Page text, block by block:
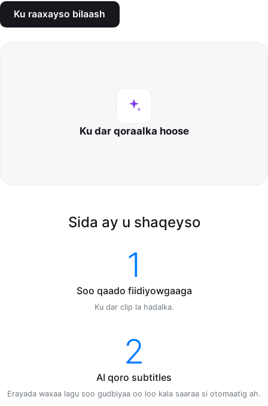
Ku raaxayso bilaash
Ku dar qoraalka hoose
Sida ay u shaqeyso
1
Soo qaado fiidiyowgaaga
Ku dar clip la hadalka.
2
AI qoro subtitles
Erayada waxaa lagu soo gudbiyaa oo loo kala saaraa si otomaatig ah.